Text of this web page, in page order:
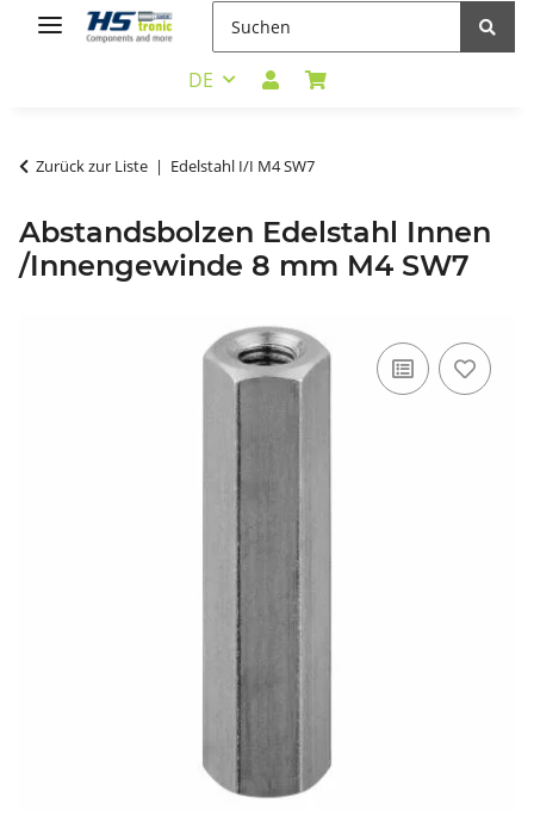
DE
Zurück zur Liste Edelstahl I/I M4 SW7
Abstandsbolzen Edelstahl Innen
/Innengewinde 8 mm M4 SW7